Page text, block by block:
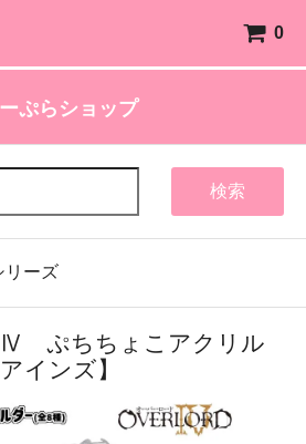
0
ぷらショップ
検索
リーズ
Ⅳ ぷちちょこアクリル
インズ】